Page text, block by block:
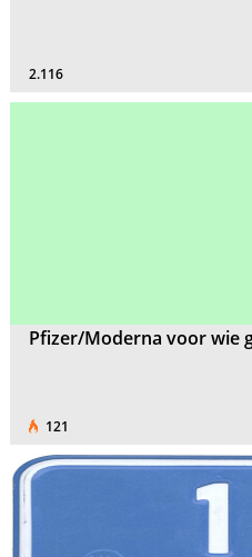
2.116
Pfizer/Moderna voor wie
121